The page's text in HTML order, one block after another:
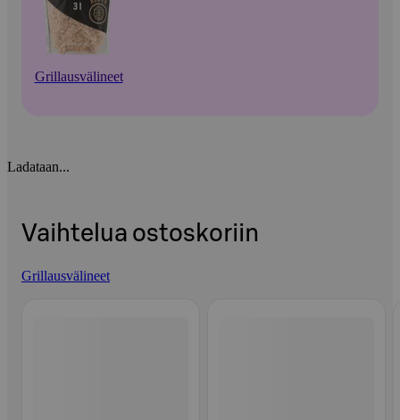
Grillausvälineet
Ladataan...
Vaihtelua ostoskoriin
Grillausvälineet